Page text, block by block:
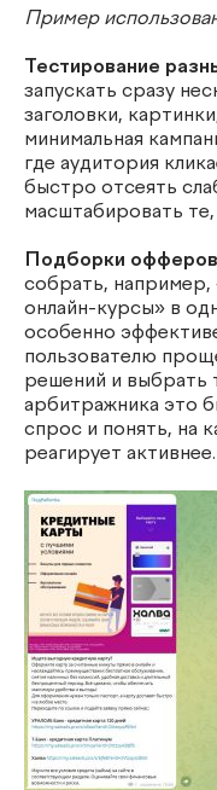
Пример
Тестирование
запускать сразу
заголовки,
минимальная
где аудитория
быстро отсеять
масштабировать
Подборки
собрать, например,
онлайн-курсы» в
особенно
пользователю
решений и выбрать
арбитражника это
спрос и понять, на
реагирует активнее.